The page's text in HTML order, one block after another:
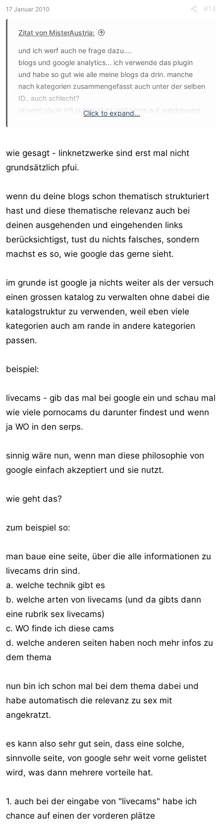
17 Januar 2010 #14
Zitat von MisterAustria:
und ich werf auch ne frage dazu....
blogs und google analytics... ich verwende das plugin
und habe so gut wie alle meine blogs da drin. manche
nach kategorien zusammengefasst auch unter der selben
ID.. auch schlecht?
obwohl glaub ich ja fast nicht weil blogs auf subdomains
Click to expand...
wie gesagt - linknetzwerke sind erst mal nicht
grundsätzlich pfui.
wenn du deine blogs schon thematisch strukturiert
hast und diese thematische relevanz auch bei
deinen ausgehenden und eingehenden links
berücksichtigst, tust du nichts falsches, sondern
machst es so, wie google das gerne sieht.
im grunde ist google ja nichts weiter als der versuch
einen grossen katalog zu verwalten ohne dabei die
katalogstruktur zu verwenden, weil eben viele
kategorien auch am rande in andere kategorien
passen.
beispiel:
livecams - gib das mal bei google ein und schau mal
wie viele pornocams du darunter findest und wenn
ja WO in den serps.
sinnig wäre nun, wenn man diese philosophie von
google einfach akzeptiert und sie nutzt.
wie geht das?
zum beispiel so:
man baue eine seite, über die alle informationen zu
livecams drin sind.
a. welche technik gibt es
b. welche arten von livecams (und da gibts dann
eine rubrik sex livecams)
c. WO finde ich diese cams
d. welche anderen seiten haben noch mehr infos zu
dem thema
nun bin ich schon mal bei dem thema dabei und
habe automatisch die relevanz zu sex mit
angekratzt.
es kann also sehr gut sein, dass eine solche,
sinnvolle seite, von google sehr weit vorne gelistet
wird, was dann mehrere vorteile hat.
1. auch bei der eingabe von "livecams" habe ich
chance auf einen der vorderen plätze